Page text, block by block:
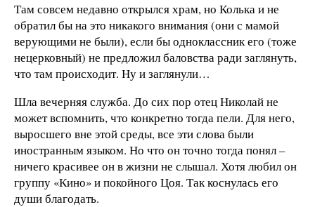
Там совсем недавно открылся храм, но Колька и не
обратил бы на это никакого внимания (они с мамой
верующими не были), если бы одноклассник его (тоже
нецерковный) не предложил баловства ради заглянуть,
что там происходит. Ну и заглянули…
Шла вечерняя служба. До сих пор отец Николай не
может вспомнить, что конкретно тогда пели. Для него,
выросшего вне этой среды, все эти слова были
иностранным языком. Но что он точно тогда понял –
ничего красивее он в жизни не слышал. Хотя любил он
группу «Кино» и покойного Цоя. Так коснулась его
души благодать.